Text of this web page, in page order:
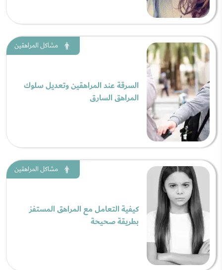
مشاكل المراهقين
السرقة عند المراهقين وتعديل سلوك
المراهق السارق
مشاكل المراهقين
كيفية التعامل مع المراهق المستفز
بطريقة صحيحة